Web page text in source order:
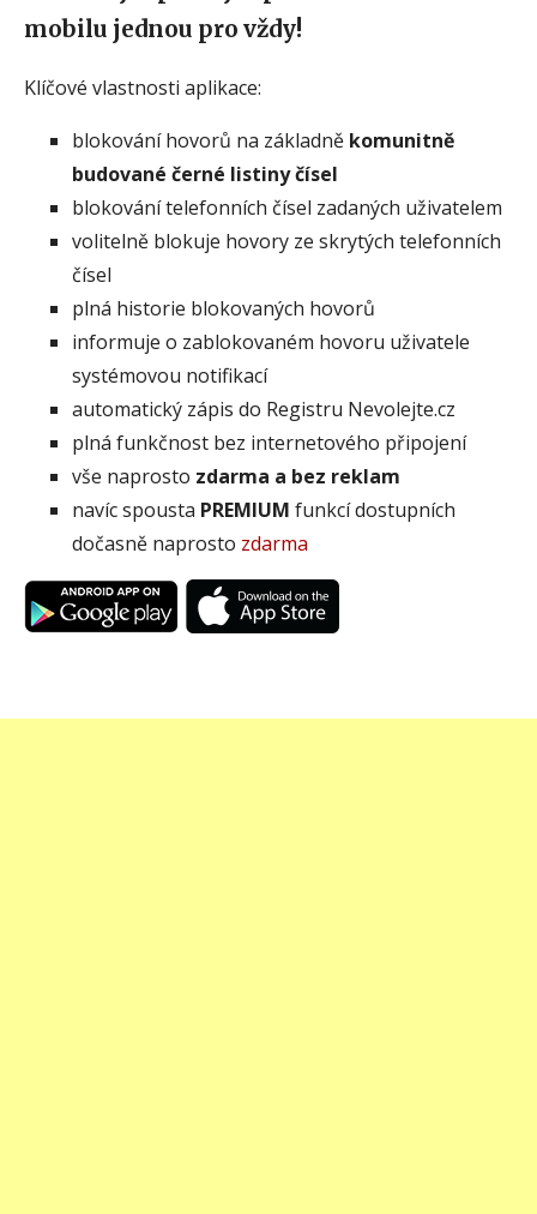
mobilu jednou pro vždy!
Klíčové vlastnosti aplikace:
blokování hovorů na základně komunitně
budované černé listiny čísel
blokování telefonních čísel zadaných uživatelem
volitelně blokuje hovory ze skrytých telefonních
čísel
plná historie blokovaných hovorů
informuje o zablokovaném hovoru uživatele
systémovou notifikací
automatický zápis do Registru Nevolejte.cz
plná funkčnost bez internetového připojení
vše naprosto zdarma a bez reklam
navíc spousta PREMIUM funkcí dostupních
dočasně naprosto zdarma